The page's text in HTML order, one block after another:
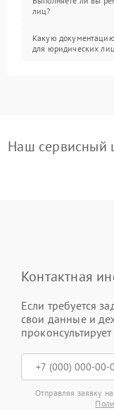
лиц?
Какую
для юридических
Наш сервисный
Контактная
Если требуется
свои данные и
Отправляя заявку